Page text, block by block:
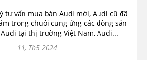
tư vấn mua bán Audi mới, Audi cũ đã
trong chuỗi cung ứng các dòng sản
tại thị trường Việt Nam, Audi...
11, Th5 2024